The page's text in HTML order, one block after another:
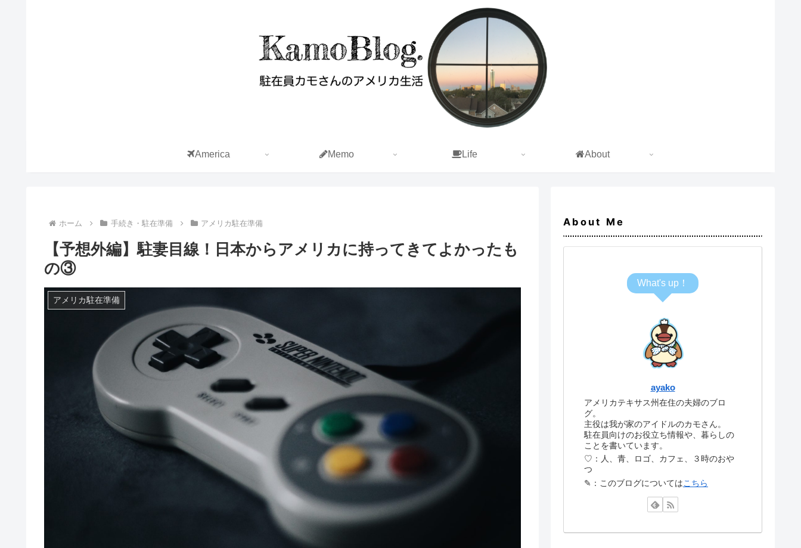
America Memo Life About
ホーム 手続き・駐在準備 アメリカ駐在準備
【予想外編】駐妻目線！日本からアメリカに持ってきてよかったも
の③
アメリカ駐在準備
About Me
What's up！
ayako
アメリカテキサス州在住の夫婦のブロ
グ。
主役は我が家のアイドルのカモさん。
駐在員向けのお役立ち情報や、暮らしの
ことを書いています。
♡：人、青、ロゴ、カフェ、３時のおや
つ
✎：このブログについてはこちら